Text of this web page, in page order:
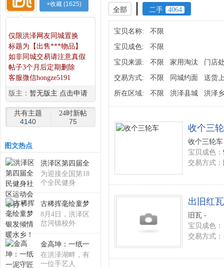
洪
泽
论
» ›
+收藏 (1625)
仅限洪泽网友同城置换
标题为【出售***物品】
如非同城交易请注意真假
帖子3个月后定期删除
客服微信hongze5191
版主： 暂无版主 点击申请
◆
◆
共有主题
4140
24时新帖
75
图文热点
洪泽区第四届全
为迎接全国第18
个全民健身
古稀挥毫绘童梦
8月4日，洪泽区
岔河镇校外
金高坤：一纸一
在洪泽湖畔，有
一位手艺人
全部 二手 4064
宝贝名称: 不限
宝贝成色: 不限
宝贝来源: 不限 家用淘汰 门店
交易方式: 不限 同城约面 送货
所在区域: 不限 洪泽县城 洪泽
收个三
收个三轮
宝贝成色：
交易方式：
出旧红
旧瓦 -
宝贝成色：
交易方式：